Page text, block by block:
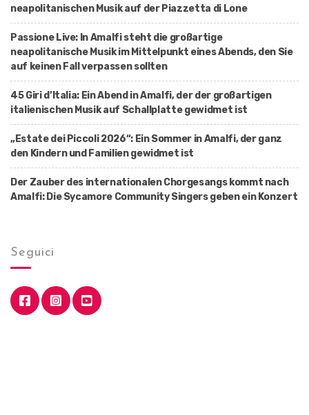
neapolitanischen Musik auf der Piazzetta di Lone
Passione Live: In Amalfi steht die großartige
neapolitanische Musik im Mittelpunkt eines Abends, den Sie
auf keinen Fall verpassen sollten
45 Giri d’Italia: Ein Abend in Amalfi, der der großartigen
italienischen Musik auf Schallplatte gewidmet ist
„Estate dei Piccoli 2026“: Ein Sommer in Amalfi, der ganz
den Kindern und Familien gewidmet ist
Der Zauber des internationalen Chorgesangs kommt nach
Amalfi: Die Sycamore Community Singers geben ein Konzert
Seguici